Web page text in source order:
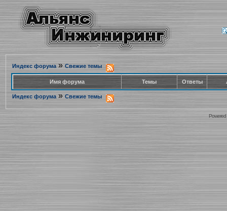
Индекс форума» Свежие темы
Имя форума Темы Ответы
Индекс форума » Свежие темы